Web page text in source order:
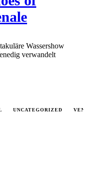
Wassershow
verwandelt
UNCATEGORIZED